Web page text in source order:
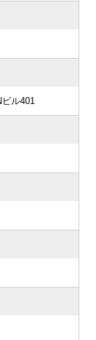
ル401